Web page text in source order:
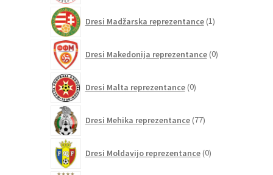
Dresi Madžarska reprezentance 1izdelek
Dresi Makedonija reprezentance 0izdelkov
Dresi Malta reprezentance 0izdelkov
Dresi Mehika reprezentance 77izdelkov
Dresi Moldavijo reprezentance 0izdelkov